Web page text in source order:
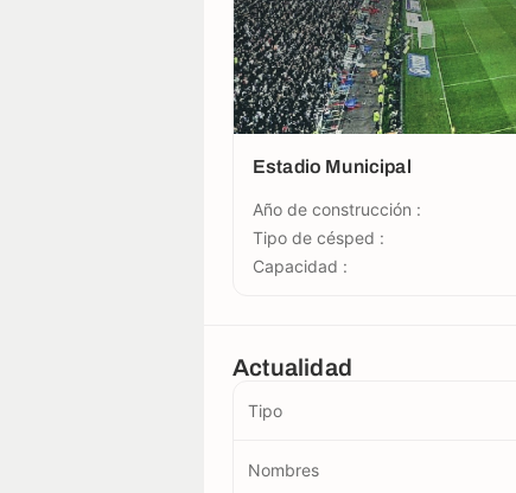
Estadio Municipal
Año de construcción :
Tipo de césped :
Capacidad :
Actualidad
Tipo
Nombres